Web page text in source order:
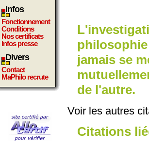
Infos
Fonctionnement
Conditions
Nos certificats
Infos presse
Divers
Contact
MaPhilo recrute
jamais se
de l'autre.
Voir les autres
Citations